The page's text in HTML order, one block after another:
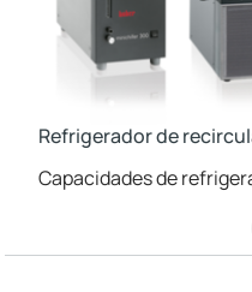
Refrigerador de
Capacidades de